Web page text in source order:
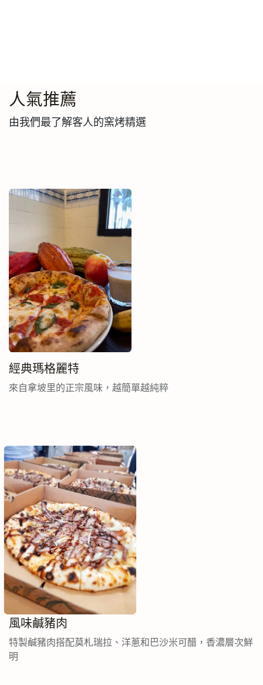
人氣推薦
由我們最了解客人的窯烤精選
經典瑪格麗特
來自拿坡里的正宗風味，越簡單越純粹
風味鹹豬肉
特製鹹豬肉搭配莫札瑞拉、洋蔥和巴沙米可醋，香濃層次鮮
明